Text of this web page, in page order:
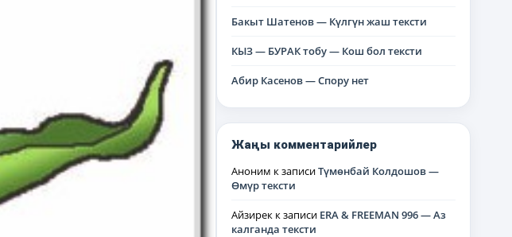
Бакыт Шатенов — Күлгүн жаш тексти
КЫЗ — БУРАК тобу — Кош бол тексти
Абир Касенов — Спору нет
Жаңы комментарийлер
Аноним к записиТүмөнбай Колдошов —
Өмүр тексти
Айзирек к записи ERA & FREEMAN 996 — Аз
калганда тексти